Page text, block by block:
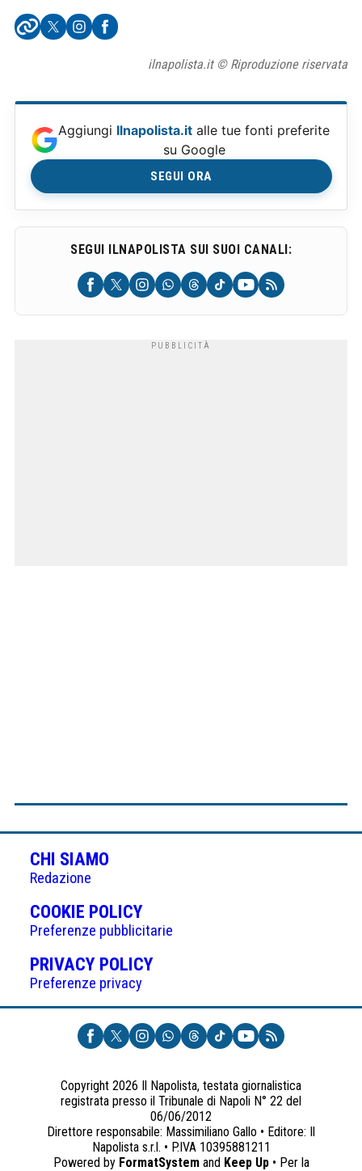
ilnapolista.it © Riproduzione riservata
Aggiungi Ilnapolista.it alle tue fonti preferite
su Google
SEGUI ORA
SEGUI ILNAPOLISTA SUI SUOI CANALI:
CHI SIAMO
Redazione
COOKIE POLICY(APRE
IN
UNA
NUOVA
Preferenze pubblicitarie
PRIVACY POLICY(APRE
UNA
NUOVA
SCHEDA)
Preferenze privacy
Copyright 2026 Il Napolista, testata giornalistica
registrata presso il Tribunale di Napoli N° 22 del
06/06/2012
Direttore responsabile: Massimiliano Gallo • Editore: Il
Napolista s.r.l. • P.IVA 10395881211
Powered by FormatSystemand Keep Up• Per la